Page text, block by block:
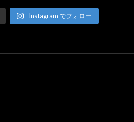
Instagram でフォロー